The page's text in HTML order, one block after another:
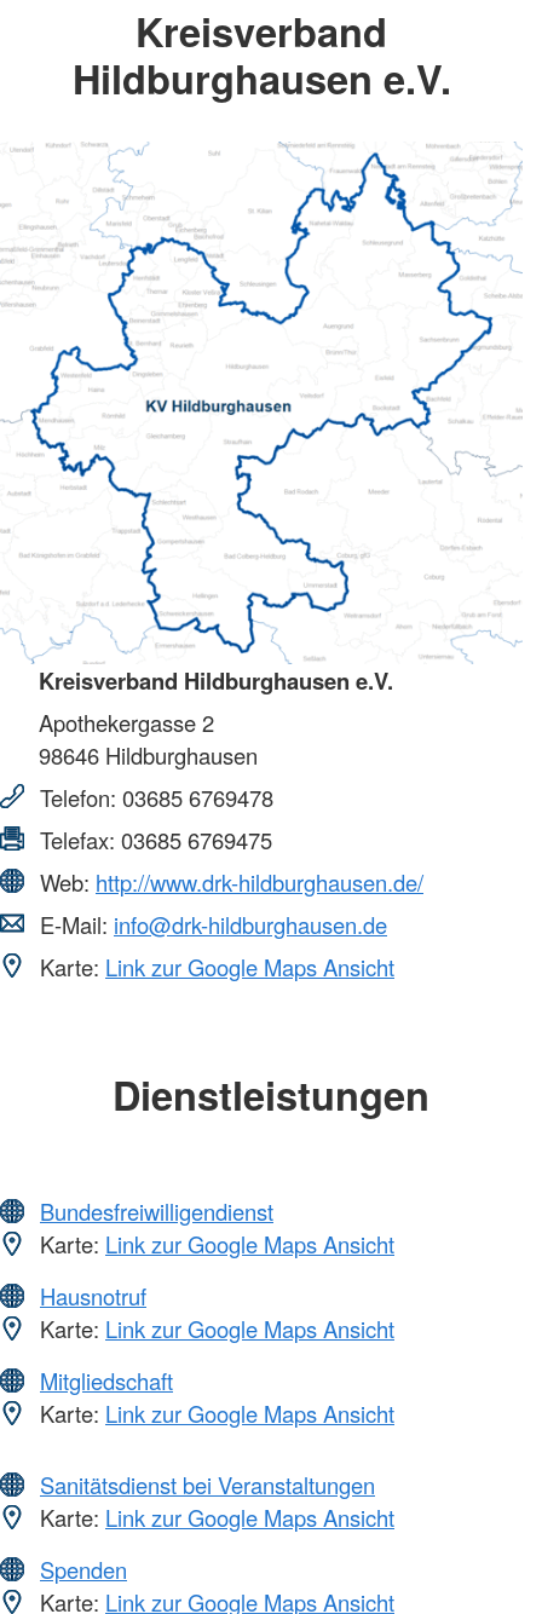
Kreisverband
Hildburghausen e.V.
Kreisverband Hildburghausen e.V.
Apothekergasse 2
98646 Hildburghausen
Telefon: 03685 6769478
Telefax: 03685 6769475
Web: http://www.drk-hildburghausen.de/
E-Mail: info@drk-hildburghausen.de
Karte: Link zur Google Maps Ansicht
Dienstleistungen
Bundesfreiwilligendienst
Karte: Link zur Google Maps Ansicht
Hausnotruf
Karte: Link zur Google Maps Ansicht
Mitgliedschaft
Karte: Link zur Google Maps Ansicht
Sanitätsdienst bei Veranstaltungen
Karte: Link zur Google Maps Ansicht
Spenden
Karte: Link zur Google Maps Ansicht